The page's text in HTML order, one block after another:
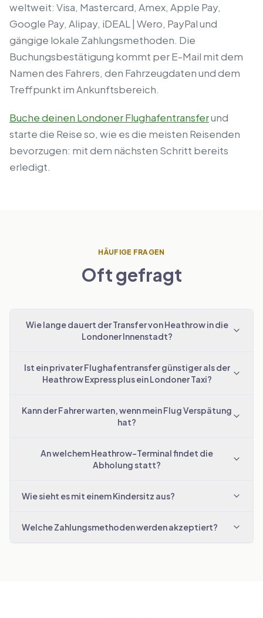
weltweit: Visa, Mastercard, Amex, Apple Pay,
Google Pay, Alipay, iDEAL | Wero, PayPal und
gängige lokale Zahlungsmethoden. Die
Buchungsbestätigung kommt per E-Mail mit dem
Namen des Fahrers, den Fahrzeugdaten und dem
Treffpunkt im Ankunftsbereich.
Buche deinen Londoner Flughafentransferund
starte die Reise so, wie es die meisten Reisenden
bevorzugen: mit dem nächsten Schritt bereits
erledigt.
HÄUFIGE FRAGEN
Oft gefragt
Wie lange dauert der Transfer von Heathrow in die
Londoner Innenstadt?
Ist ein privater Flughafentransfer günstiger als der
Heathrow Express plus ein Londoner Taxi?
Kann der Fahrer warten, wenn mein Flug Verspätung
hat?
An welchem Heathrow-Terminal findet die
Abholung statt?
Wie sieht es mit einem Kindersitz aus?
Welche Zahlungsmethoden werden akzeptiert?